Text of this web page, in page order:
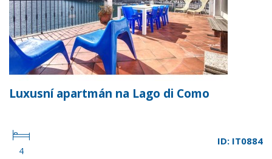
Luxusní apartmán na Lago di Como
4
ID: IT0884